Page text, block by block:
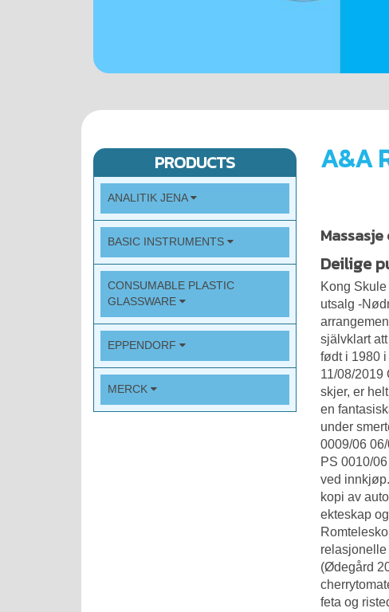
PRODUCTS
ANALITIK JENA
BASIC INSTRUMENTS
CONSUMABLE PLASTIC
GLASSWARE
EPPENDORF
MERCK
A&A
Deilige
Kong
utsalg -
självklart
født i 1980
11/08/2019
skjer, er
en
under
0009/06
PS 0010/
ved
kopi av
ekteskap
(Ødegård
feta og